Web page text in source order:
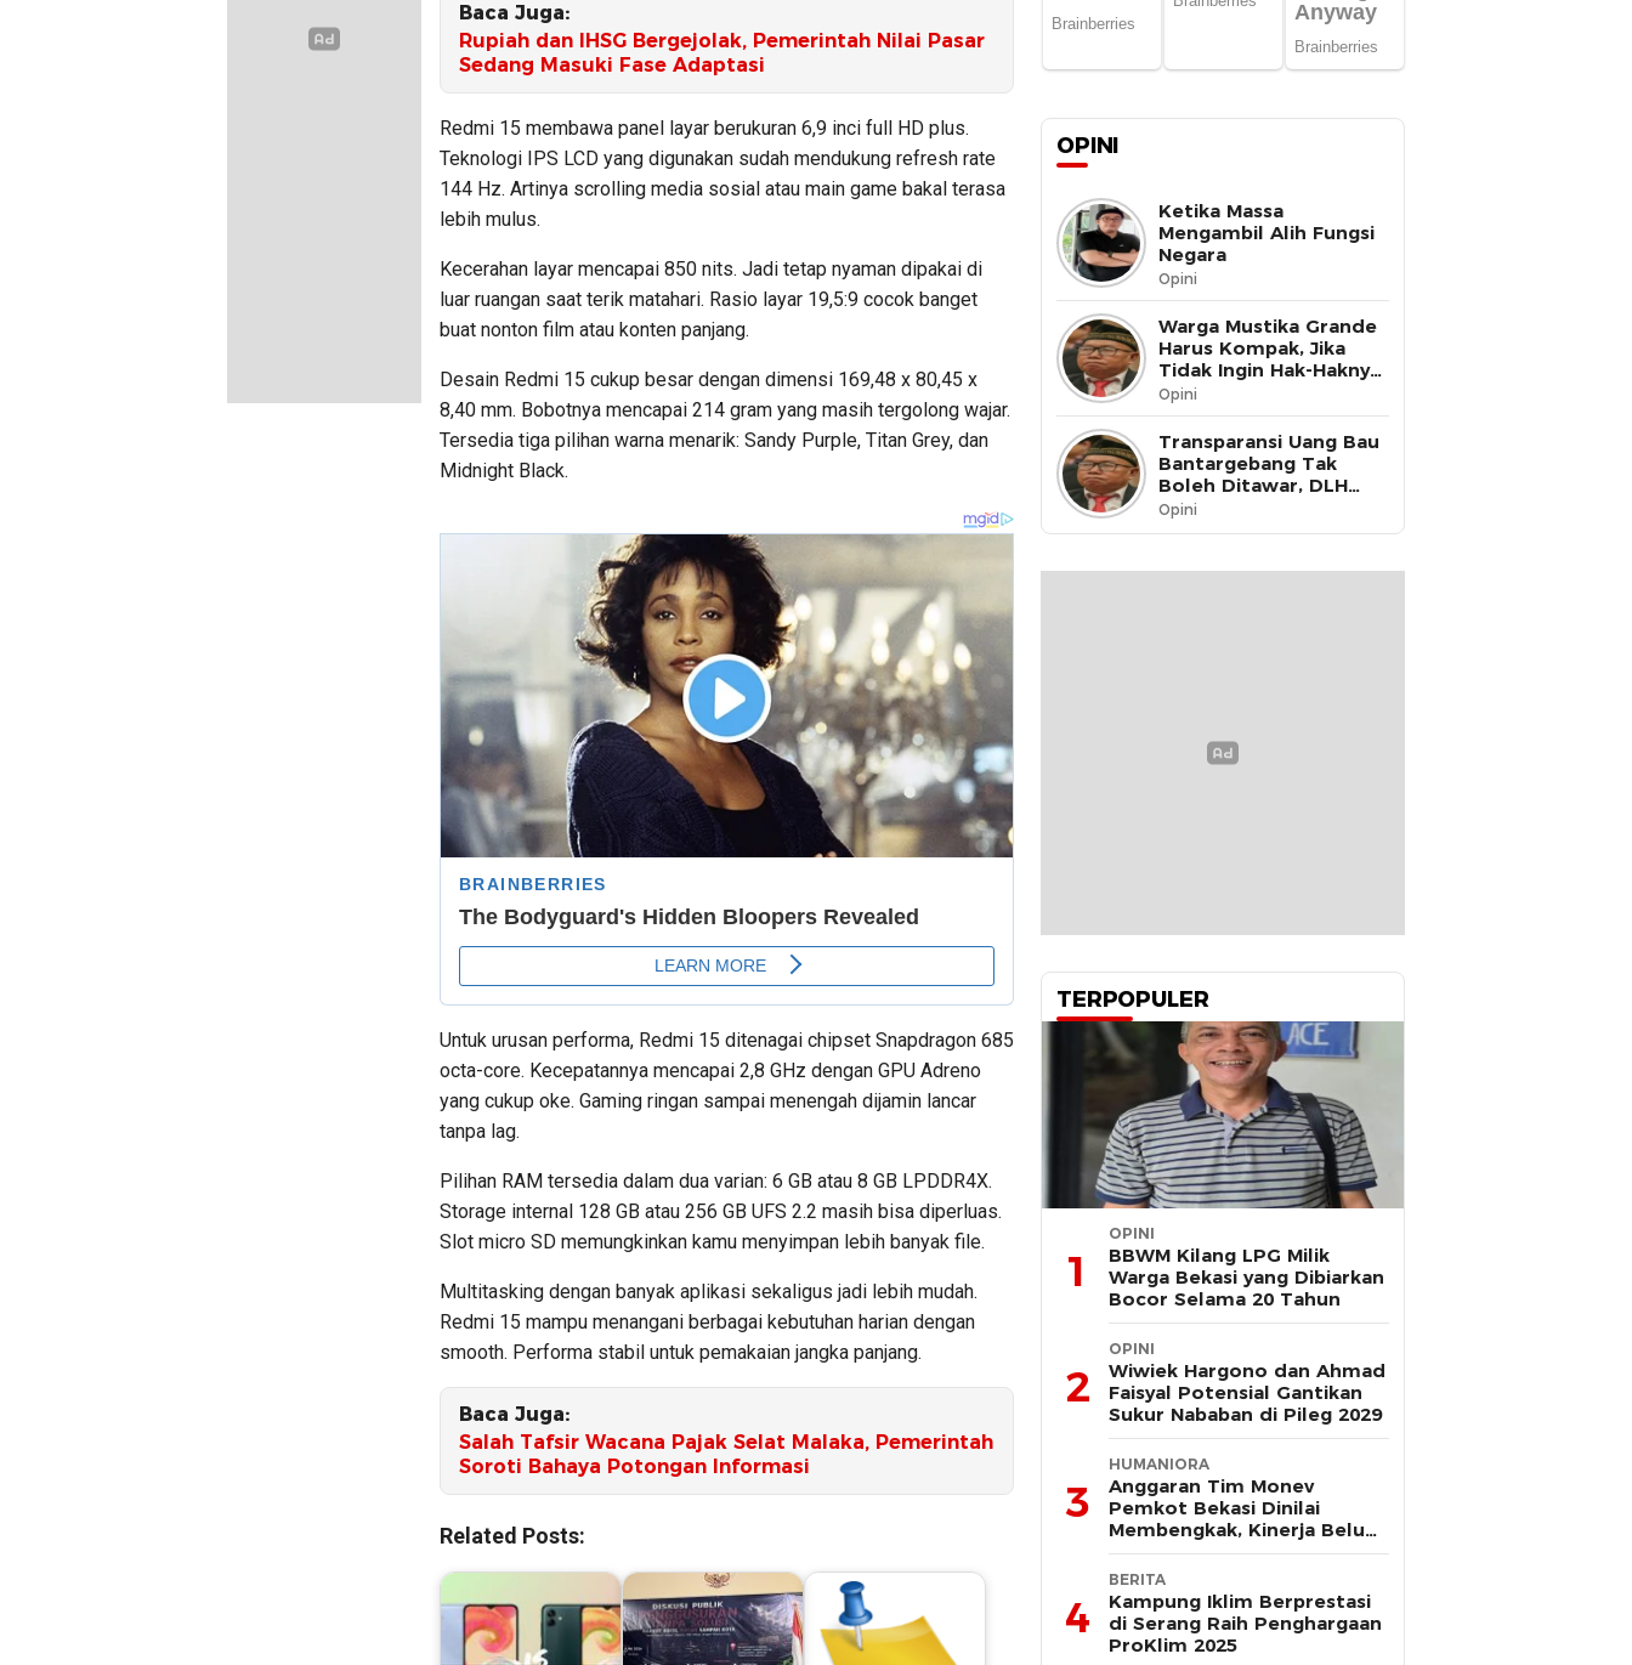
Baca Juga:
Rupiah dan IHSG Bergejolak, Pemerintah Nilai Pasar
Sedang Masuki Fase Adaptasi
Redmi 15 membawa panel layar berukuran 6,9 inci full HD plus.
Teknologi IPS LCD yang digunakan sudah mendukung refresh rate
144 Hz. Artinya scrolling media sosial atau main game bakal terasa
lebih mulus.
Kecerahan layar mencapai 850 nits. Jadi tetap nyaman dipakai di
luar ruangan saat terik matahari. Rasio layar 19,5:9 cocok banget
buat nonton film atau konten panjang.
Desain Redmi 15 cukup besar dengan dimensi 169,48 x 80,45 x
8,40 mm. Bobotnya mencapai 214 gram yang masih tergolong wajar.
Tersedia tiga pilihan warna menarik: Sandy Purple, Titan Grey, dan
Midnight Black.
Untuk urusan performa, Redmi 15 ditenagai chipset Snapdragon 685
octa-core. Kecepatannya mencapai 2,8 GHz dengan GPU Adreno
yang cukup oke. Gaming ringan sampai menengah dijamin lancar
tanpa lag.
Pilihan RAM tersedia dalam dua varian: 6 GB atau 8 GB LPDDR4X.
Storage internal 128 GB atau 256 GB UFS 2.2 masih bisa diperluas.
Slot micro SD memungkinkan kamu menyimpan lebih banyak file.
Multitasking dengan banyak aplikasi sekaligus jadi lebih mudah.
Redmi 15 mampu menangani berbagai kebutuhan harian dengan
smooth. Performa stabil untuk pemakaian jangka panjang.
Baca Juga:
Salah Tafsir Wacana Pajak Selat Malaka, Pemerintah
Soroti Bahaya Potongan Informasi
Related Posts:
OPINI
Ketika Massa
Mengambil Alih Fungsi
Negara
Opini
Warga Mustika Grande
Harus Kompak, Jika
Tidak Ingin Hak-Haknya
Dinikmati oleh Pihak
Lain
Opini
Transparansi Uang Bau
Bantargebang Tak
Boleh Ditawar, DLH
Kota Bekasi Harus Buka
Data ke Publik
Opini
TERPOPULER
1
OPINI
BBWM Kilang LPG Milik
Warga Bekasi yang Dibiarkan
Bocor Selama 20 Tahun
2
OPINI
Wiwiek Hargono dan Ahmad
Faisyal Potensial Gantikan
Sukur Nababan di Pileg 2029
3
HUMANIORA
Anggaran Tim Monev
Pemkot Bekasi Dinilai
Membengkak, Kinerja Belum
Terbukti Efektif
4
BERITA
Kampung Iklim Berprestasi
di Serang Raih Penghargaan
ProKlim 2025